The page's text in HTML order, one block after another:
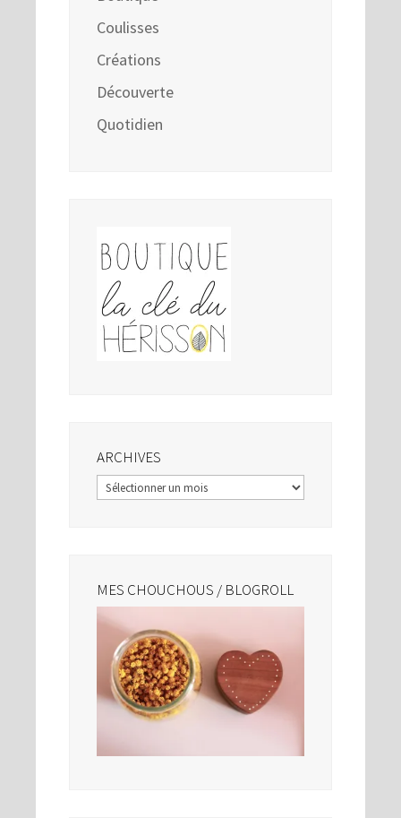
Coulisses
Créations
Découverte
Quotidien
ARCHIVES
Archives
MES CHOUCHOUS / BLOGROLL